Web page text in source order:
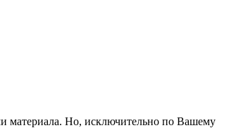
материала. Но, исключительно по Вашему